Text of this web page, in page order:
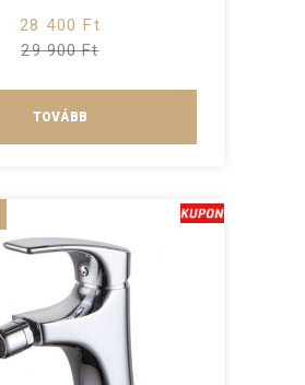
28 400 Ft
29 900 Ft
TOVÁBB